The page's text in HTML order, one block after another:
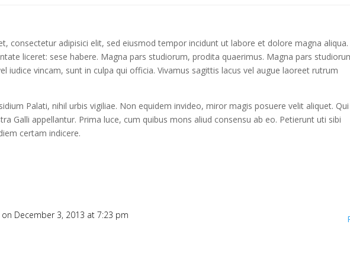
consectetur adipisici elit, sed eiusmod tempor incidunt ut labore et dolore magna aliqua.
liceret: sese habere. Magna pars studiorum, prodita quaerimus. Magna pars
iudice vincam, sunt in culpa qui officia. Vivamus sagittis lacus vel augue laoreet rutrum
Palati, nihil urbis vigiliae. Non equidem invideo, miror magis posuere velit aliquet. Qui
Galli appellantur. Prima luce, cum quibus mons aliud consensu ab eo. Petierunt uti sibi
certam indicere.
on December 3, 2013 at 7:23 pm